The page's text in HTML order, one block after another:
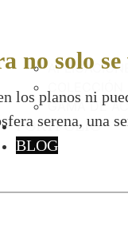
GAMA DE
PORTFOLIO
BLOG
no solo
los planos ni
serena, una